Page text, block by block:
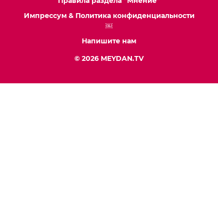
Импрессум & Политика конфиденциальности
￼
Напишите нам
© 2026 MEYDAN.TV